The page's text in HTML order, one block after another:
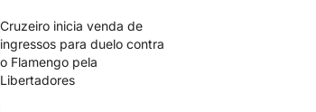
Cruzeiro inicia venda de
ingressos para duelo contra
o Flamengo pela
Libertadores